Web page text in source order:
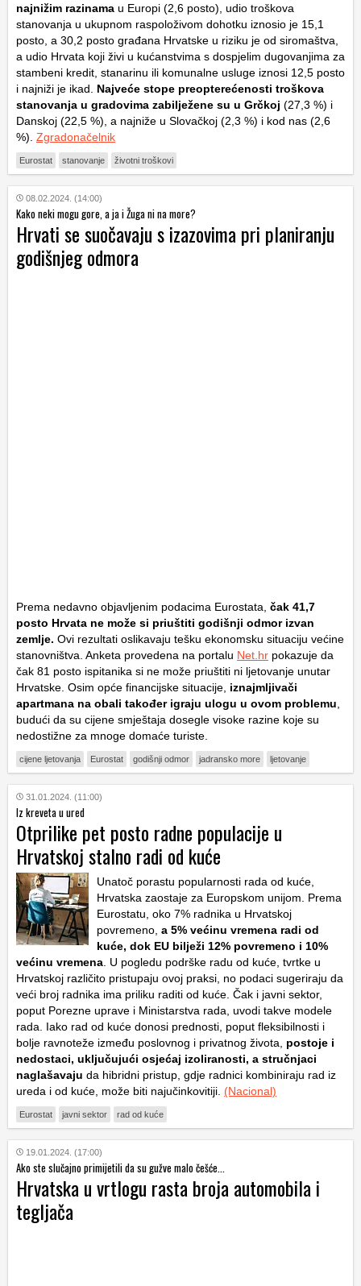
najnižim razinama u Europi (2,6 posto), udio troškova
stanovanja u ukupnom raspoloživom dohotku iznosio je 15,1
posto, a 30,2 posto građana Hrvatske u riziku je od siromaštva,
a udio Hrvata koji živi u kućanstvima s dospjelim dugovanjima za
stambeni kredit, stanarinu ili komunalne usluge iznosi 12,5 posto
i najniži je ikad. Najveće stope preopterećenosti troškova
stanovanja u gradovima zabilježene su u Grčkoj (27,3 %) i
Danskoj (22,5 %), a najniže u Slovačkoj (2,3 %) i kod nas (2,6
%). Zgradonačelnik
Eurostat stanovanje životni troškovi
08.02.2024. (14:00)
Kako neki mogu gore, a ja i Žuga ni na more?
Hrvati se suočavaju s izazovima pri planiranju
godišnjeg odmora
Prema nedavno objavljenim podacima Eurostata, čak 41,7
posto Hrvata ne može si priuštiti godišnji odmor izvan
zemlje. Ovi rezultati oslikavaju tešku ekonomsku situaciju većine
stanovništva. Anketa provedena na portalu Net.hr pokazuje da
čak 81 posto ispitanika si ne može priuštiti ni ljetovanje unutar
Hrvatske. Osim opće financijske situacije, iznajmljivači
apartmana na obali također igraju ulogu u ovom problemu
budući da su cijene smještaja dosegle visoke razine koje su
nedostižne za mnoge domaće turiste.
cijene ljetovanja Eurostat godišnji odmor jadransko more ljetovanje
31.01.2024. (11:00)
Iz kreveta u ured
Otprilike pet posto radne populacije u
Hrvatskoj stalno radi od kuće
Unatoč porastu popularnosti rada od kuće,
Hrvatska zaostaje za Europskom unijom. Prema
Eurostatu, oko 7% radnika u Hrvatskoj
povremeno, a 5% većinu vremena radi od
kuće, dok EU bilježi 12% povremeno i 10%
većinu vremena . U pogledu podrške radu od kuće, tvrtke u
Hrvatskoj različito pristupaju ovoj praksi, no podaci sugeriraju da
veći broj radnika ima priliku raditi od kuće. Čak i javni sektor,
poput Porezne uprave i Ministarstva rada, uvodi takve modele
rada. Iako rad od kuće donosi prednosti, poput fleksibilnosti i
bolje ravnoteže između poslovnog i privatnog života, postoje i
nedostaci, uključujući osjećaj izoliranosti, a stručnjaci
naglašavaju da hibridni pristup, gdje radnici kombiniraju rad iz
ureda i od kuće, može biti najučinkovitiji. (Nacional)
Eurostat javni sektor rad od kuće
19.01.2024. (17:00)
Ako ste slučajno primijetili da su gužve malo češće...
Hrvatska u vrtlogu rasta broja automobila i
tegljača